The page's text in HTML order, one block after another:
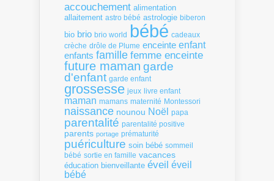
accouchement alimentation
allaitement astro bébé astrologie biberon
bio brio brio world bébé cadeaux
crèche drôle de Plume enceinte enfant
enfants famille femme enceinte
future maman garde
d'enfant garde enfant
grossesse jeux livre enfant
maman mamans maternité Montessori
naissance nounou Noël papa
parentalité parentalité positive
parents portage prématurité
puériculture soin bébé sommeil
bébé sortie en famille vacances
éducation bienveillante éveil éveil
bébé